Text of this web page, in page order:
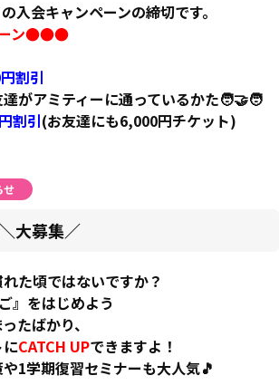
入会キャンペーンの締切です。
ン●●●
割引
がアミティーに通っているかた🧑‍🤝‍🧑
割引(お友達にも6,000円チケット)
せ
大募集／
た頃ではないですか？
』をはじめよう
たばかり、
CATCH UPできますよ！
1学期復習セミナーも大人気🎵